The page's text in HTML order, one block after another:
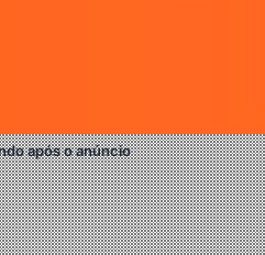
após o anúncio